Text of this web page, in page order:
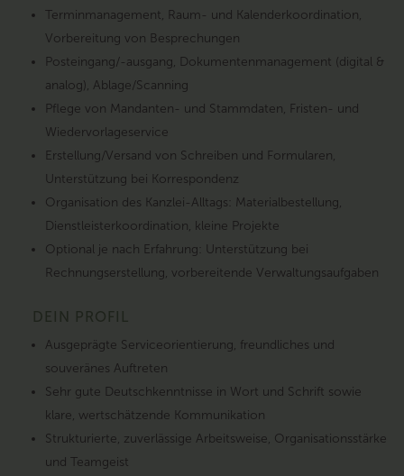
Terminmanagement, Raum- und Kalenderkoordination,
Vorbereitung von Besprechungen
Posteingang/-ausgang, Dokumentenmanagement (digital &
analog), Ablage/Scanning
Pflege von Mandanten- und Stammdaten, Fristen- und
Wiedervorlageservice
Erstellung/Versand von Schreiben und Formularen,
Unterstützung bei Korrespondenz
Organisation des Kanzlei-Alltags: Materialbestellung,
Dienstleisterkoordination, kleine Projekte
Optional je nach Erfahrung: Unterstützung bei
Rechnungserstellung, vorbereitende Verwaltungsaufgaben
DEIN PROFIL
Ausgeprägte Serviceorientierung, freundliches und
souveränes Auftreten
Sehr gute Deutschkenntnisse in Wort und Schrift sowie
klare, wertschätzende Kommunikation
Strukturierte, zuverlässige Arbeitsweise, Organisationsstärke
und Teamgeist